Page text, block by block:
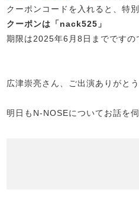
クーポンコードを入れると、特
クーポンは「nack525」
期限は2025年6月8日までですの
広津崇亮さん、ご出演ありがと
明日もN-NOSEについてお話を伺